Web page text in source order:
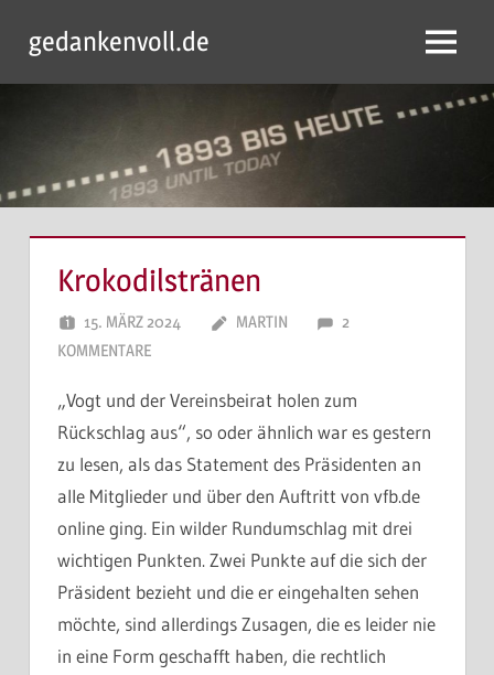
Inhalt
springen
gedankenvoll.de Menu
Krokodilstränen
15. MÄRZ 2024 MARTIN
2
KOMMENTARE
„Vogt und der Vereinsbeirat holen zum
Rückschlag aus“, so oder ähnlich war es gestern
zu lesen, als das Statement des Präsidenten an
alle Mitglieder und über den Auftritt von vfb.de
online ging. Ein wilder Rundumschlag mit drei
wichtigen Punkten. Zwei Punkte auf die sich der
Präsident bezieht und die er eingehalten sehen
möchte, sind allerdings Zusagen, die es leider nie
in eine Form geschafft haben, die rechtlich